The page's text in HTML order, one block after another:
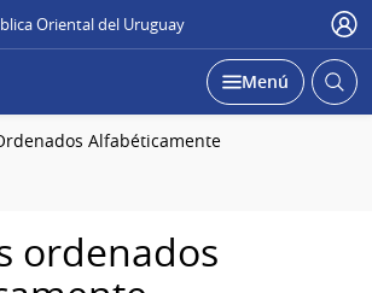
Oriental del Uruguay
Desplegar
Menú Abrir
Alfabéticamente
ordenados